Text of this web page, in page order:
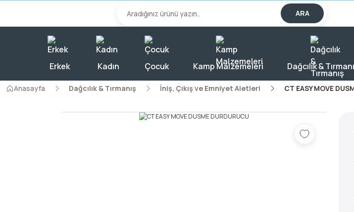
2000 TL Üzeri Alışverişlerde KARGO BEDAVA!
ARA
Erkek Kadın Çocuk Kamp Malzemeleri Dağcılık &
Anasayfa Dağcılık & Tırmanış İniş, Çıkış ve Emniyet Aletleri CT EASY MOVE